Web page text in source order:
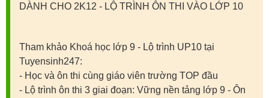
DÀNH CHO 2K12 - LỘ TRÌNH ÔN THI VÀO LỚP 10
Tham khảo Khoá học lớp 9 - Lộ trình UP10 tại
Tuyensinh247:
- Học và ôn thi cùng giáo viên trường TOP đầu
- Lộ trình ôn thi 3 giai đoạn: Vững nền tảng lớp 9 - Ôn